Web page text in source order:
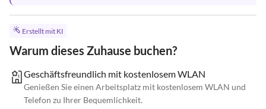
Erstellt mit KI
Warum dieses Zuhause buchen?
Geschäftsfreundlich mit kostenlosem WLAN
Genießen Sie einen Arbeitsplatz mit kostenlosem WLAN und
Telefon zu Ihrer Bequemlichkeit.